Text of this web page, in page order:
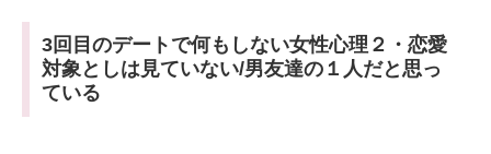
3回目のデートで何もしない女性心理２・恋愛
対象としは見ていない/男友達の１人だと思っ
ている